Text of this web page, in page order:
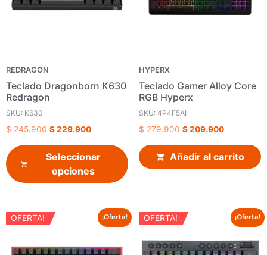
REDRAGON
Teclado Dragonborn K630
Redragon
SKU: K630
$245.900 $229.900
Seleccionar
opciones
HYPERX
Teclado Gamer Alloy Core
RGB Hyperx
SKU: 4P4F5AI
$279.900 $209.900
Añadir al carrito
¡Oferta!
OFERTA! ¡Oferta!
OFERTA!